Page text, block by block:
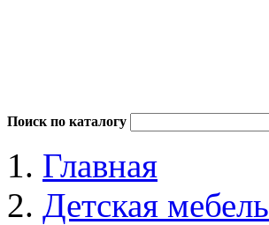
Поиск по каталогу
Главная
Детская мебель